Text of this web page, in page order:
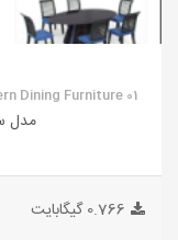
Dining Furniture 01
مدل
0.766 گیگابایت